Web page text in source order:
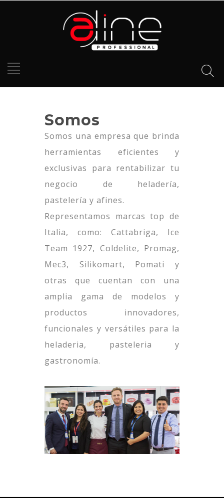
Somos
Somos una empresa que brinda
herramientas eficientes y
exclusivas para rentabilizar tu
negocio de heladería,
pastelería y afines.
Representamos marcas top de
Italia, como: Cattabriga, Ice
Team 1927, Coldelite, Promag,
Mec3, Silikomart, Pomati y
otras que cuentan con una
amplia gama de modelos y
productos innovadores,
funcionales y versátiles para la
heladeria, pasteleria y
gastronomía.